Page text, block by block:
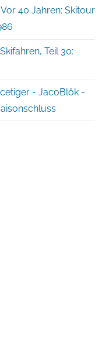
Vor 40 Jahren: Skitour
Teil 30:
- JacoBlök -